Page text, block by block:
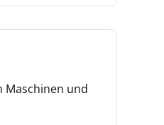
Maschinen und